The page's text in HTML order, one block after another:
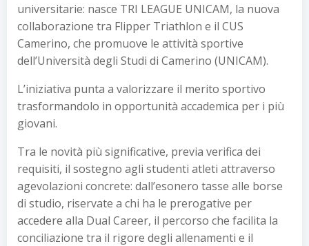
universitarie: nasce TRI LEAGUE UNICAM, la nuova
collaborazione tra Flipper Triathlon e il CUS
Camerino, che promuove le attività sportive
dell’Università degli Studi di Camerino (UNICAM).
L’iniziativa punta a valorizzare il merito sportivo
trasformandolo in opportunità accademica per i più
giovani.
Tra le novità più significative, previa verifica dei
requisiti, il sostegno agli studenti atleti attraverso
agevolazioni concrete: dall’esonero tasse alle borse
di studio, riservate a chi ha le prerogative per
accedere alla Dual Career, il percorso che facilita la
conciliazione tra il rigore degli allenamenti e il